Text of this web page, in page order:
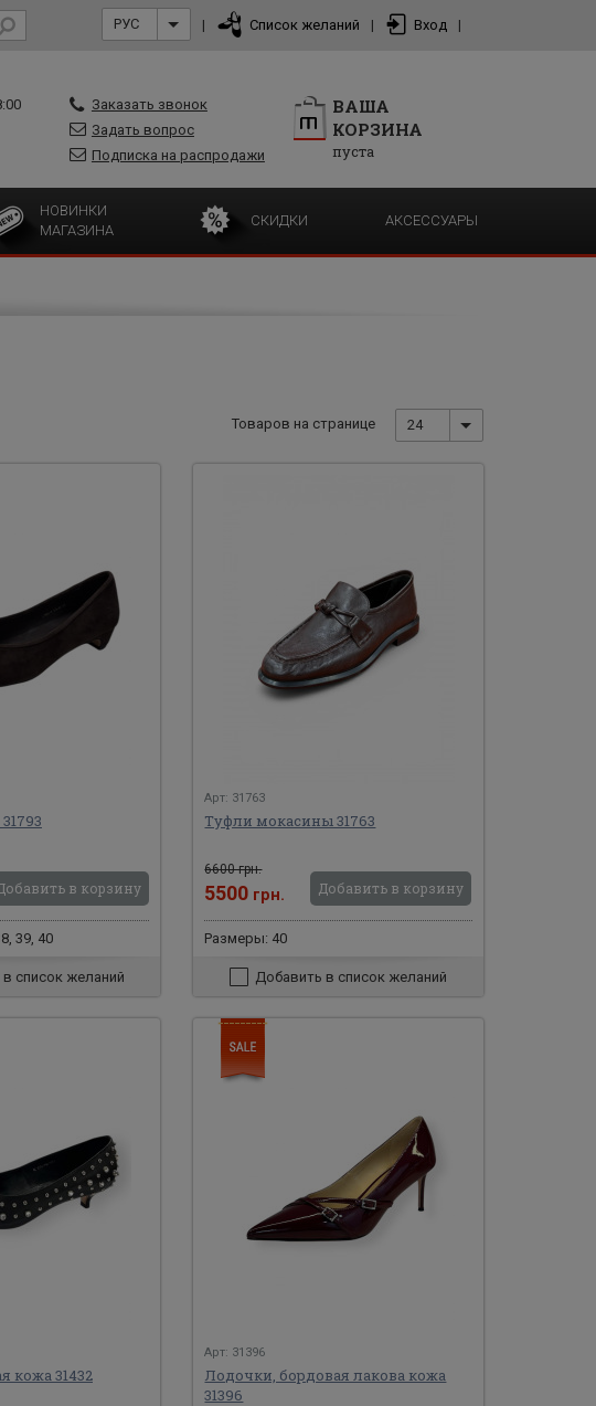
РУС | Список желаний | Вход |
Заказать звонок
Задать вопрос
Подписка на распродажи
ВАША
КОРЗИНА
пуста
НОВИНКИ
МАГАЗИНА
СКИДКИ АКСЕССУАРЫ
Товаров на странице 24
в корзину
39, 40
список желаний
Арт: 31763
Туфли мокасины 31763
6600 грн.
5500 грн. Добавить в корзину
Размеры: 40
Добавить в список желаний
кожа 31432
Арт: 31396
Лодочки, бордовая лакова кожа
31396